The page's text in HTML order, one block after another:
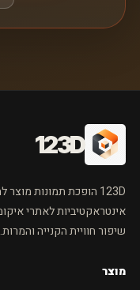
123D
אינטראקטיביות לאתרי
שיפור חוויית הקנייה והמרות.
מוצר